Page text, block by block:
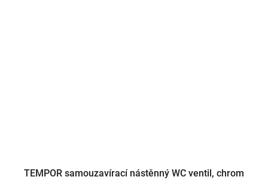
TEMPOR samouzavírací nástěnný WC ventil, chrom